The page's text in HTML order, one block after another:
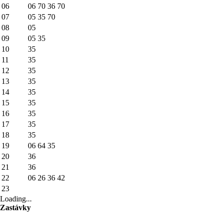
06
06 70 36 70
07
05 35 70
08
05
09
05 35
10
35
11
35
12
35
13
35
14
35
15
35
16
35
17
35
18
35
19
06 64 35
20
36
21
36
22
06 26 36 42
23
Loading...
Zastávky